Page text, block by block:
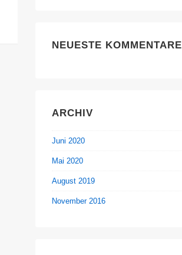
NEUESTE KOMMENTARE
ARCHIV
Juni 2020
Mai 2020
August 2019
November 2016